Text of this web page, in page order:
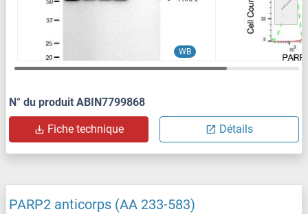
WB
N° du produit ABIN7799868
Fiche technique Détails
PARP2 anticorps (AA 233-583)